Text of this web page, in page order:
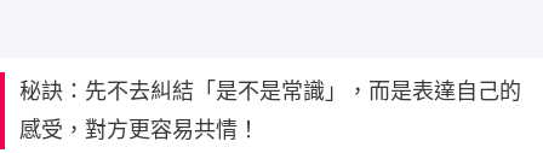
秘訣：先不去糾結「是不是常識」，而是表達自己的
感受，對方更容易共情！